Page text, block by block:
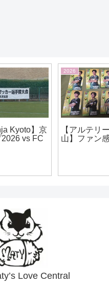
Kyoto】京
vs FC
2026
【アルテリ
山】ファン
Love Central